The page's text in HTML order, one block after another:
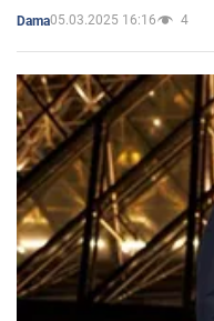
Dama05.03.2025 16:16 4